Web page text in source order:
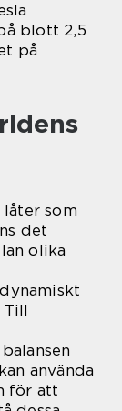
blott 2,5
på
som
det
olika
Till
använda
för att